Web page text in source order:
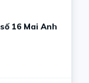
16 Mai Anh